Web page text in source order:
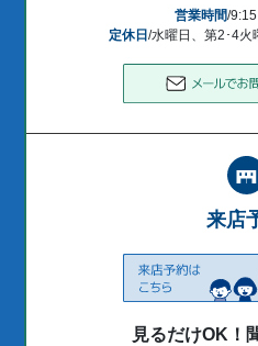
営業時間/
定休日 /水曜日、第2･4火
来店
見るだけOK！